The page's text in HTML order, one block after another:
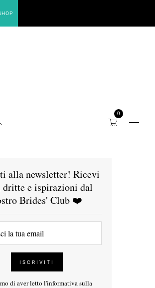
0
alla newsletter! Ricevi
dritte e ispirazioni dal
Brides' Club ❤️
di aver letto l'informativa sulla